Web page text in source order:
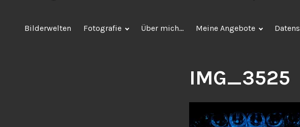
Bilderwelten Fotografie Über mich… Meine Angebote
IMG_3525